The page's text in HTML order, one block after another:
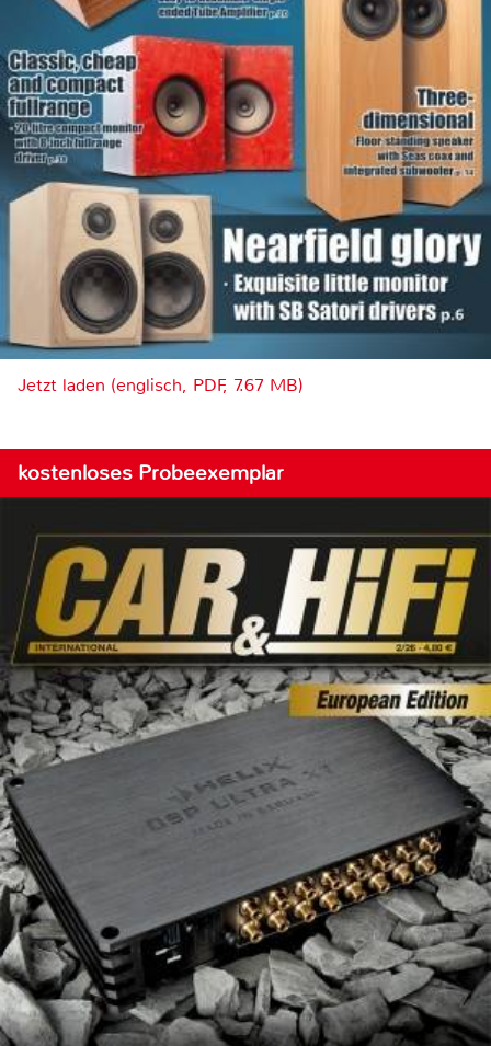
Jetzt laden (englisch, PDF, 7.67 MB)
kostenloses Probeexemplar